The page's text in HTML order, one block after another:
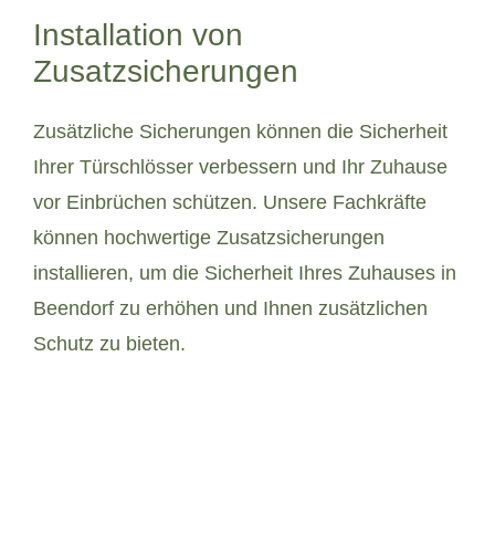
Installation von
Zusatzsicherungen
Zusätzliche Sicherungen können die Sicherheit
Ihrer Türschlösser verbessern und Ihr Zuhause
vor Einbrüchen schützen. Unsere Fachkräfte
können hochwertige Zusatzsicherungen
installieren, um die Sicherheit Ihres Zuhauses in
Beendorf zu erhöhen und Ihnen zusätzlichen
Schutz zu bieten.